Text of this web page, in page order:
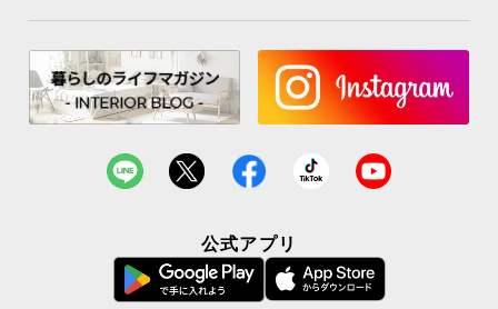
奥行き 約41㎝
公式アプリ